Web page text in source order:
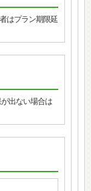
はプラン期限延
出ない場合は